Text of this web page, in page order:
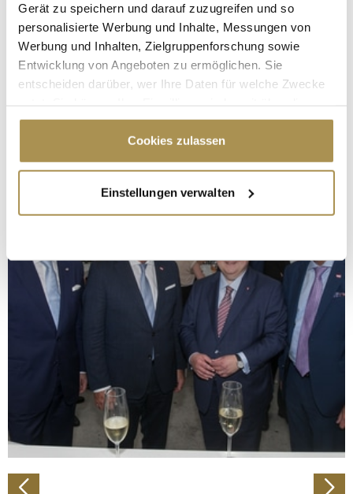
Gerät zu speichern und darauf zuzugreifen und so
personalisierte Werbung und Inhalte, Messungen von
Werbung und Inhalten, Zielgruppenforschung sowie
Entwicklung von Angeboten zu ermöglichen. Sie
entscheiden darüber, wer Ihre Daten für welche Zwecke
Cookie-Erklärung oder durch Klicken auf das Privacy
Trigger Symbol ändern oder widerrufen
Informationen über Ihre geografische Lage
erfassen, welche bis auf einige Meter genau sein
bestimmten Merkmalen (Fingerprinting) identifizieren
Erfahren Sie mehr darüber, wie Ihre persönlichen Daten
verarbeitet werden, und legen Sie Ihre Präferenzen im
Abschnitt Einzelheiten
Wir verwenden Cookies, um Inhalte und Anzeigen zu
personalisieren, Funktionen für soziale Medien anbieten
zu können und die Zugriffe auf unsere Website zu
analysieren. Außerdem geben wir Informationen zu Ihrer
Verwendung unserer Website an unsere Partner für
Partner führen diese Informationen möglicherweise mit
Cookies zulassen
Einstellungen verwalten